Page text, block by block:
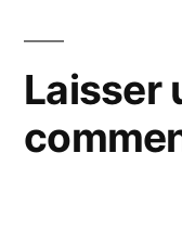
l’article
Laisser